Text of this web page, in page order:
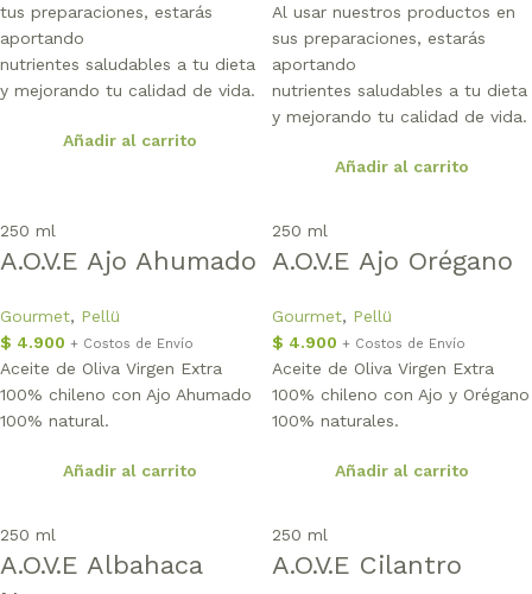
tus preparaciones, estarás
aportando
nutrientes saludables a tu dieta
y mejorando tu calidad de vida.
Añadir al carrito
Al usar nuestros productos en
sus preparaciones, estarás
aportando
nutrientes saludables a tu dieta
y mejorando tu calidad de vida.
Añadir al carrito
250 ml
A.O.V.E Ajo Ahumado
Gourmet, Pellü
$ 4.900 + Costos de Envío
Aceite de Oliva Virgen Extra
100% chileno con Ajo Ahumado
100% natural.
Añadir al carrito
250 ml
A.O.V.E Ajo Orégano
Gourmet, Pellü
$ 4.900 + Costos de Envío
Aceite de Oliva Virgen Extra
100% chileno con Ajo y Orégano
100% naturales.
Añadir al carrito
250 ml
A.O.V.E Albahaca
250 ml
A.O.V.E Cilantro